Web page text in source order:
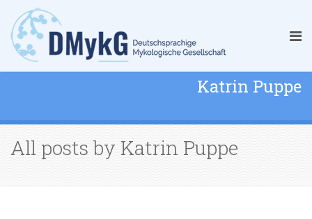
Katrin Puppe
All posts by Katrin Puppe